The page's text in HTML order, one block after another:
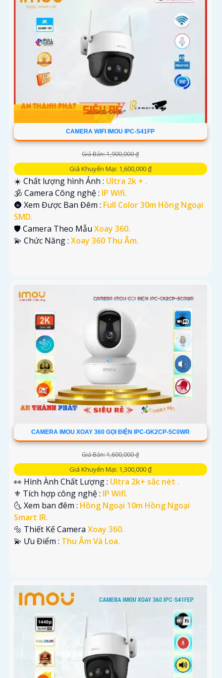
CAMERA WIFI IMOU IPC-S41FP
Giá Bán: 1,900,000 ₫
Giá Khuyến Mại: 1,600,000 ₫
☀️ Chất lượng hình Ảnh : Ultra 2k + .
🕉️ Camera Công nghệ : IP Wifi.
🌚 Xem Được Ban Đêm : Full Color 30m Hồng Ngoại
SMD.
🛡 Camera Theo Mẫu Xoay 360.
️💫 Chức Năng : Xoay 360 Thu Âm.
CAMERA IMOU XOAY 360 GỌI ĐIỆN IPC-GK2CP-5C0WR
Giá Bán: 1,600,000 ₫
Giá Khuyến Mại: 1,300,000 ₫
👀 Hình Ành Chất Lượng : Ultra 2k+ sắc nét .
⚜️ Tích hợp công nghệ : IP Wifi.
🌜 Xem ban đêm : Hồng Ngoại 10m Hồng Ngoại
Smart IR.
🔩 Thiết Kế Camera Xoay 360.
️💫 Ưu Điểm : Thu Âm Và Loa.